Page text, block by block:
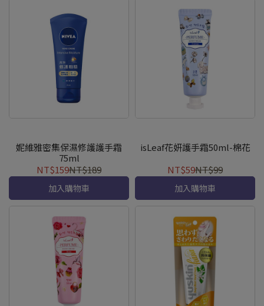
妮維雅密集保濕修護護手霜
75ml
NT$159NT$189
加入購物車
isLeaf花妍護手霜50ml-棉花
NT$59NT$99
加入購物車